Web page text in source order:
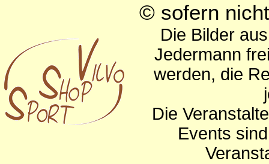
© sofern
Die Bilder
Jedermann
werden, die
Die
Events